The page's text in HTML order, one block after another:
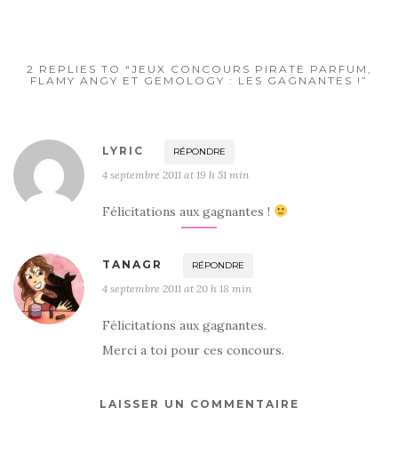
2 REPLIES TO “JEUX CONCOURS PIRATE PARFUM,
FLAMY ANGY ET GEMOLOGY : LES GAGNANTES !”
LYRIC RÉPONDRE
4 septembre 2011 at 19 h 51 min
Félicitations aux gagnantes !
TANAGR RÉPONDRE
4 septembre 2011 at 20 h 18 min
Félicitations aux gagnantes.
Merci a toi pour ces concours.
LAISSER UN COMMENTAIRE